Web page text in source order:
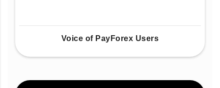
Voice of PayForex Users